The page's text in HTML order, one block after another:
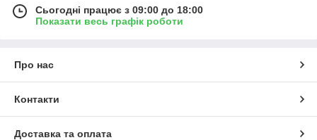
Сьогодні працює з 09:00 до 18:00
Показати весь графік роботи
Про нас
Контакти
Доставка та оплата